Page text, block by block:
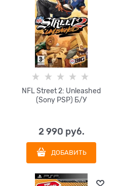
NFL Street 2: Unleashed
(Sony PSP) Б/У
2 990 руб.
ДОБАВИТЬ